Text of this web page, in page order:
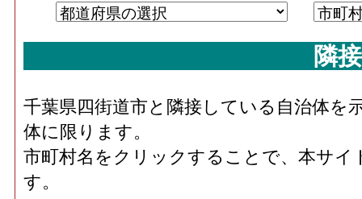
隣
千葉県四街道市と隣接している自治体を
体に限ります。
市町村名をクリックすることで、本サ
す。